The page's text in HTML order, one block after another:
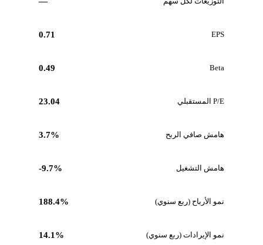
EPS
0.71
Beta
0.49
P/E المستقبلي 23.04
هامش صافي الربح 3.7%
هامش التشغيل -9.7%
نمو الأرباح (ربع سنوي) 188.4%
نمو الإيرادات (ربع سنوي) 14.1%